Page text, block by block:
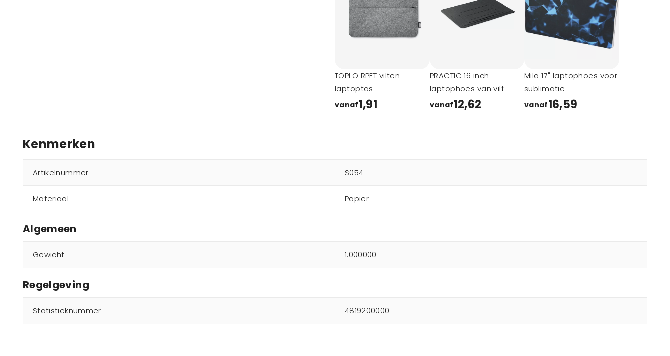
TOPLO RPET vilten
laptoptas
vanaf1,91
PRACTIC 16 inch
laptophoes van vilt
vanaf12,62
Mila 17" laptophoes voor
sublimatie
vanaf16,59
Kenmerken
Artikelnummer S054
Materiaal Papier
Algemeen
Gewicht 1.000000
Regelgeving
Statistieknummer 4819200000